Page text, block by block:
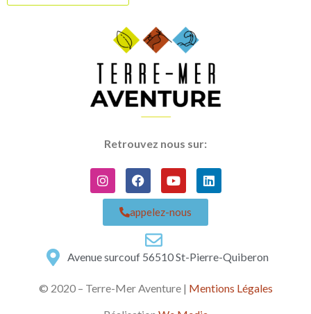
Retrouvez nous sur:
appelez-nous
Avenue surcouf 56510 St-Pierre-Quiberon
© 2020 – Terre-Mer Aventure | Mentions Légales